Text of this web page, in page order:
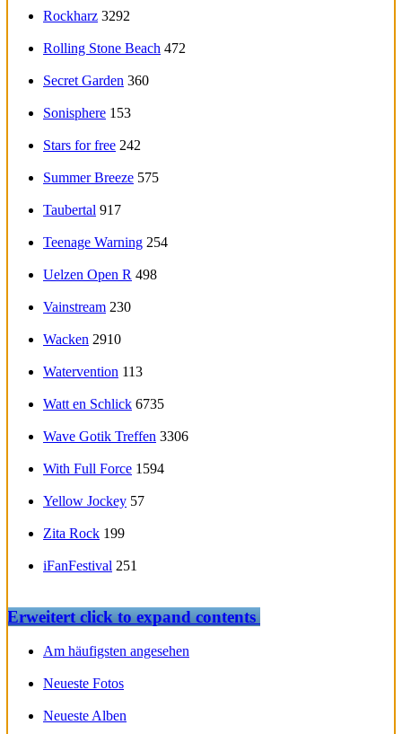
Rockharz 3292
Rolling Stone Beach 472
Secret Garden 360
Sonisphere 153
Stars for free 242
Summer Breeze 575
Taubertal 917
Teenage Warning 254
Uelzen Open R 498
Vainstream 230
Wacken 2910
Watervention 113
Watt en Schlick 6735
Wave Gotik Treffen 3306
With Full Force 1594
Yellow Jockey 57
Zita Rock 199
iFanFestival 251
Erweitertclick to expand contents
Am häufigsten angesehen
Neueste Fotos
Neueste Alben